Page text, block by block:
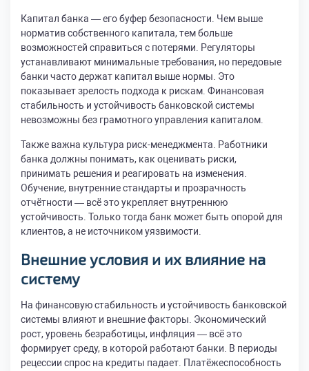
Капитал банка — его буфер безопасности. Чем выше
норматив собственного капитала, тем больше
возможностей справиться с потерями. Регуляторы
устанавливают минимальные требования, но передовые
банки часто держат капитал выше нормы. Это
показывает зрелость подхода к рискам. Финансовая
стабильность и устойчивость банковской системы
невозможны без грамотного управления капиталом.
Также важна культура риск-менеджмента. Работники
банка должны понимать, как оценивать риски,
принимать решения и реагировать на изменения.
Обучение, внутренние стандарты и прозрачность
отчётности — всё это укрепляет внутреннюю
устойчивость. Только тогда банк может быть опорой для
клиентов, а не источником уязвимости.
Внешние условия и их влияние на
систему
На финансовую стабильность и устойчивость банковской
системы влияют и внешние факторы. Экономический
рост, уровень безработицы, инфляция — всё это
формирует среду, в которой работают банки. В периоды
рецессии спрос на кредиты падает. Платёжеспособность